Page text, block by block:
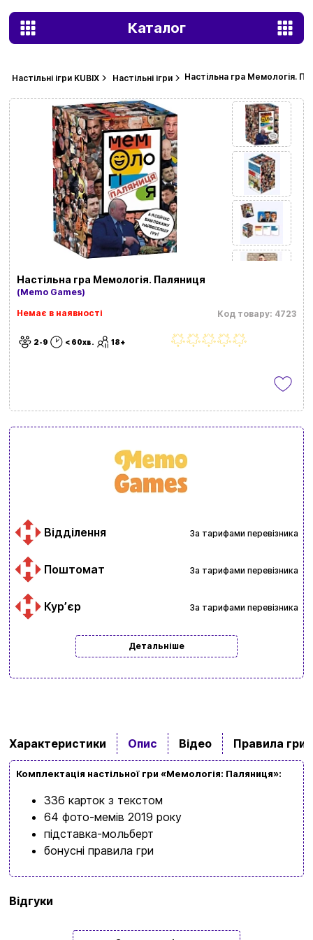
Каталог
Настільні ігри KUBIX Настільні ігри Настільна гра Мемологія.
Настільна гра Мемологія. Паляниця
(Memo Games)
Код товару: 4723
Немає в наявності
2-9 < 60хв. 18+
Відділення За тарифами перевізника
Поштомат За тарифами перевізника
Курʼєр За тарифами перевізника
Детальніше
Характеристики Опис Відео Правила гри
Комплектація настільної гри «Мемологія: Паляниця»:
336 карток з текстом
64 фото-мемів 2019 року
підставка-мольберт
бонусні правила гри
Відгуки
Доставка та оплата
Новини та статті
Повернення та обмін товарів
Політика конфіденційності
Контакти
+380634324164
Ваш кошик зараз порожній
Перегляньте асортимент нашого магазину і ви